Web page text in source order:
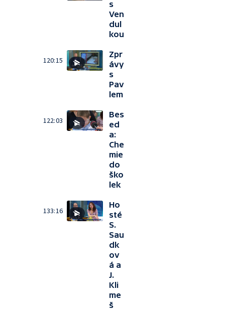
s
Ven
dul
kou
120:15
Zpr
ávy
s
Pav
lem
122:03
Bes
ed
a:
Che
mie
do
ško
lek
133:16
Ho
sté
S.
Sau
dk
ov
á a
J.
Kli
me
š